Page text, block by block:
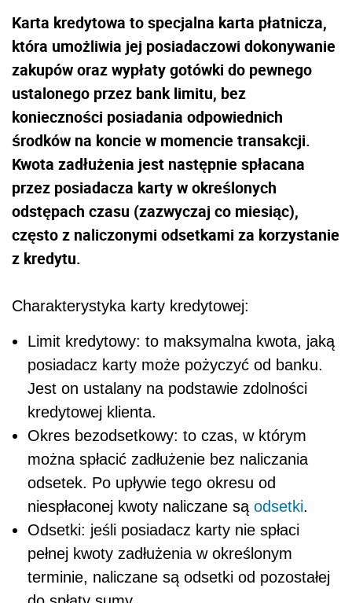
Karta kredytowa to specjalna karta płatnicza,
która umożliwia jej posiadaczowi dokonywanie
zakupów oraz wypłaty gotówki do pewnego
ustalonego przez bank limitu, bez
konieczności posiadania odpowiednich
środków na koncie w momencie transakcji.
Kwota zadłużenia jest następnie spłacana
przez posiadacza karty w określonych
odstępach czasu (zazwyczaj co miesiąc),
często z naliczonymi odsetkami za korzystanie
z kredytu.
Charakterystyka karty kredytowej:
Limit kredytowy: to maksymalna kwota, jaką
posiadacz karty może pożyczyć od banku.
Jest on ustalany na podstawie zdolności
kredytowej klienta.
Okres bezodsetkowy: to czas, w którym
można spłacić zadłużenie bez naliczania
odsetek. Po upływie tego okresu od
niespłaconej kwoty naliczane są odsetki.
Odsetki: jeśli posiadacz karty nie spłaci
pełnej kwoty zadłużenia w określonym
terminie, naliczane są odsetki od pozostałej